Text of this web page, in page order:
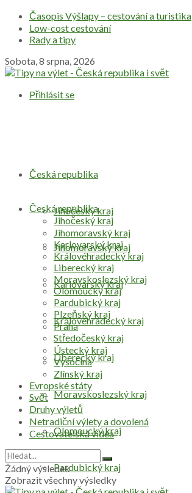
Časopis Výšlapy – cestování a turistika
Low-cost cestování
Rady a tipy
Sobota, 8 srpna, 2026
Přihlásit se
Česká republika
Jihočeský kraj
Jihomoravský kraj
Karlovarský kraj
Královéhradecký kraj
Liberecký kraj
Moravskoslezský kraj
Olomoucký kraj
Pardubický kraj
Česká republika
Jihočeský kraj
Jihomoravský kraj
Karlovarský kraj
Královéhradecký kraj
Liberecký kraj
Moravskoslezský kraj
Olomoucký kraj
Pardubický kraj
Plzeňský kraj
Praha
Středočeský kraj
Ústecký kraj
Vysočina
Zlínský kraj
Evropské státy
Svět
Druhy výletů
Netradiční výlety a dovolená
Cestovatelská videa
Žádný výsledek
Zobrazit všechny výsledky